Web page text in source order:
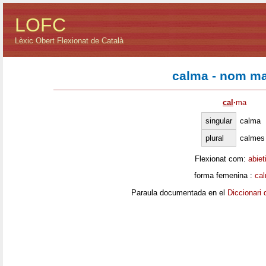
LOFC
Lèxic Obert Flexionat de Català
calma - nom
cal ·ma
singular
calma
plural
calmes
Flexionat com:
forma femenina :
Paraula documentada en el Diccionari